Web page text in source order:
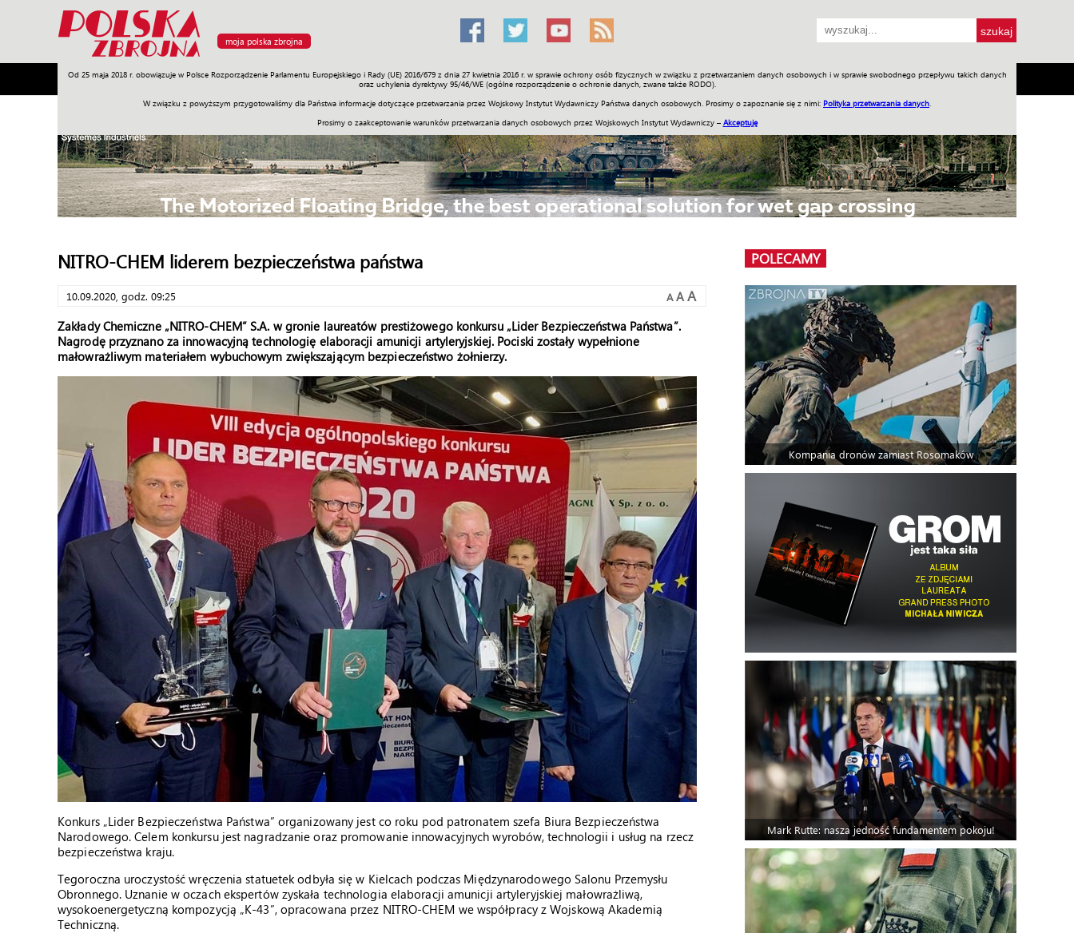
moja polska zbrojna
Od 25 maja 2018 r. obowiązuje w Polsce Rozporządzenie Parlamentu Europejskiego i Rady (UE) 2016/679 z dnia 27 kwietnia 2016 r. w sprawie ochrony osób fizycznych w związku z przetwarzaniem danych osobowych i w sprawie swobodnego przepływu takich danych
oraz uchylenia dyrektywy 95/46/WE (ogólne rozporządzenie o ochronie danych, zwane także RODO).
W związku z powyższym przygotowaliśmy dla Państwa informacje dotyczące przetwarzania przez Wojskowy Instytut Wydawniczy Państwa danych osobowych. Prosimy o zapoznanie się z nimi: Polityka przetwarzania danych
Prosimy o zaakceptowanie warunków przetwarzania danych osobowych przez Wojskowych Instytut Wydawniczy – Akceptuję
Armia Poligon Sprzęt Misje Polityka Prawo Świat Społeczność Sport Historia Galerie Wideo ENGLISH SKLEP Jednodniówki Praca w WIW
NITRO-CHEM liderem bezpieczeństwa państwa
10.09.2020, godz. 09:25 A A A
Zakłady Chemiczne „NITRO-CHEM” S.A. w gronie laureatów prestiżowego konkursu „Lider Bezpieczeństwa Państwa”.
Nagrodę przyznano za innowacyjną technologię elaboracji amunicji artyleryjskiej. Pociski zostały wypełnione
małowrażliwym materiałem wybuchowym zwiększającym bezpieczeństwo żołnierzy.
Konkurs „Lider Bezpieczeństwa Państwa” organizowany jest co roku pod patronatem szefa Biura Bezpieczeństwa
Narodowego. Celem konkursu jest nagradzanie oraz promowanie innowacyjnych wyrobów, technologii i usług na rzecz
bezpieczeństwa kraju.
Tegoroczna uroczystość wręczenia statuetek odbyła się w Kielcach podczas Międzynarodowego Salonu Przemysłu
Obronnego. Uznanie w oczach ekspertów zyskała technologia elaboracji amunicji artyleryjskiej małowrażliwą,
wysokoenergetyczną kompozycją „K-43”, opracowana przez NITRO-CHEM we współpracy z Wojskową Akademią
Techniczną.
POLECAMY
Kompania dronów zamiast Rosomaków
Mark Rutte: nasza jedność fundamentem pokoju!